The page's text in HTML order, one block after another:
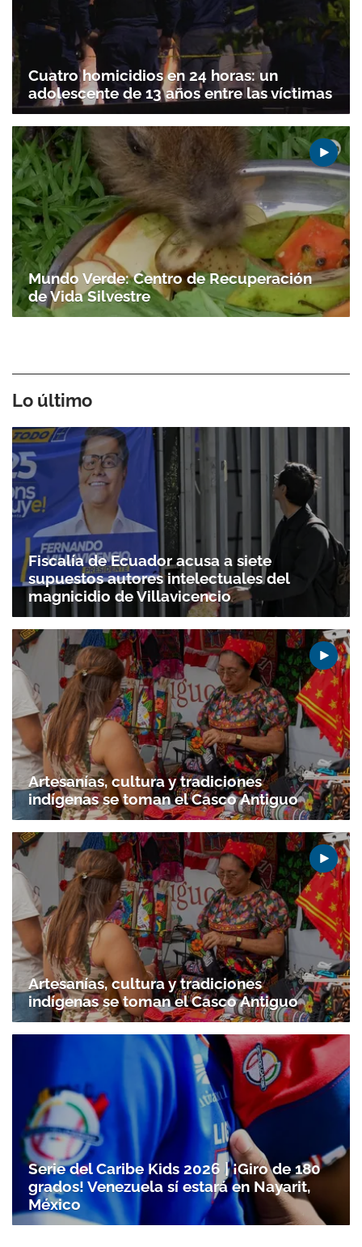
Cuatro homicidios en 24 horas: un
adolescente de 13 años entre las víctimas
Mundo Verde: Centro de Recuperación
de Vida Silvestre
Lo último
Fiscalía de Ecuador acusa a siete
supuestos autores intelectuales del
magnicidio de Villavicencio
Artesanías, cultura y tradiciones
indígenas se toman el Casco Antiguo
Artesanías, cultura y tradiciones
indígenas se toman el Casco Antiguo
Serie del Caribe Kids 2026 | ¡Giro de 180
grados! Venezuela sí estará en Nayarit,
México